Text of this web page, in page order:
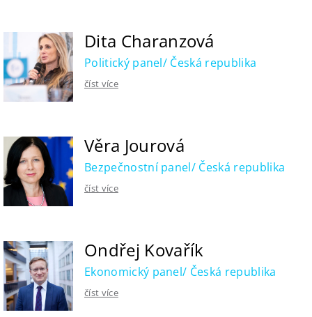
Dita Charanzová
Politický panel/ Česká republika
číst více
Věra Jourová
Bezpečnostní panel/ Česká republika
číst více
Ondřej Kovařík
Ekonomický panel/ Česká republika
číst více